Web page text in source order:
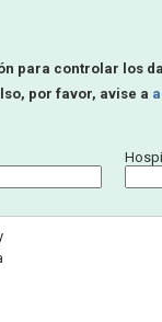
para controlar los
por favor, avise a